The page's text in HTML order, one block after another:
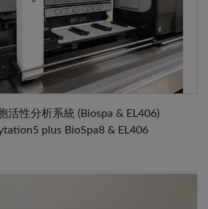
活性分析系統 (Biospa & EL406)
plus BioSpa8 & EL406